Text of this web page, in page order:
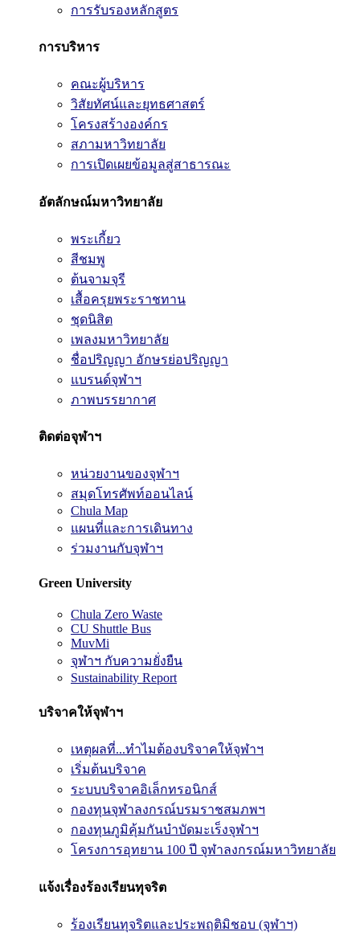
การรับรองหลักสูตร
การบริหาร
คณะผู้บริหาร
วิสัยทัศน์และยุทธศาสตร์
โครงสร้างองค์กร
สภามหาวิทยาลัย
การเปิดเผยข้อมูลสู่สาธารณะ
อัตลักษณ์มหาวิทยาลัย
พระเกี้ยว
สีชมพู
ต้นจามจุรี
เสื้อครุยพระราชทาน
ชุดนิสิต
เพลงมหาวิทยาลัย
ชื่อปริญญา อักษรย่อปริญญา
แบรนด์จุฬาฯ
ภาพบรรยากาศ
ติดต่อจุฬาฯ
หน่วยงานของจุฬาฯ
สมุดโทรศัพท์ออนไลน์
Chula Map
แผนที่และการเดินทาง
ร่วมงานกับจุฬาฯ
Green University
Chula Zero Waste
CU Shuttle Bus
MuvMi
จุฬาฯ กับความยั่งยืน
Sustainability Report
บริจาคให้จุฬาฯ
เหตุผลที่...ทำไมต้องบริจาคให้จุฬาฯ
เริ่มต้นบริจาค
ระบบบริจาคอิเล็กทรอนิกส์
กองทุนจุฬาลงกรณ์บรมราชสมภพฯ
กองทุนภูมิคุ้มกันบำบัดมะเร็งจุฬาฯ
โครงการอุทยาน 100 ปี จุฬาลงกรณ์มหาวิทยาลัย
แจ้งเรื่องร้องเรียนทุจริต
ร้องเรียนทุจริตและประพฤติมิชอบ (จุฬาฯ)